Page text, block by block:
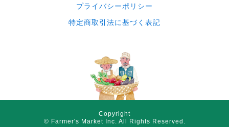
プライバシーポリシー
特定商取引法に基づく表記
Copyright
© Farmer's Market Inc. All Rights Reserved.